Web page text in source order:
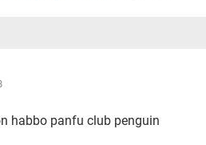
habbo panfu club penguin